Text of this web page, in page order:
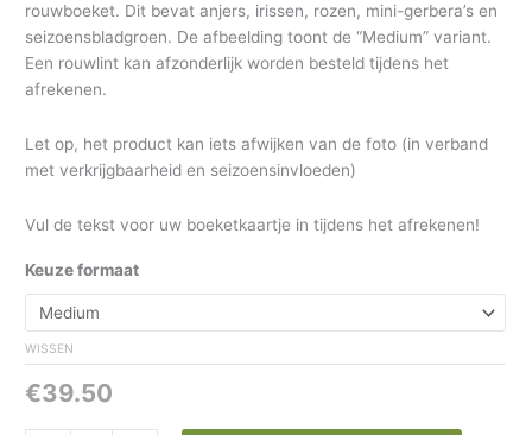
rouwboeket. Dit bevat anjers, irissen, rozen, mini-gerbera’s en
seizoensbladgroen. De afbeelding toont de “Medium” variant.
Een rouwlint kan afzonderlijk worden besteld tijdens het
afrekenen.
Let op, het product kan iets afwijken van de foto (in verband
met verkrijgbaarheid en seizoensinvloeden)
Vul de tekst voor uw boeketkaartje in tijdens het afrekenen!
Keuze formaat
WISSEN
€39.50